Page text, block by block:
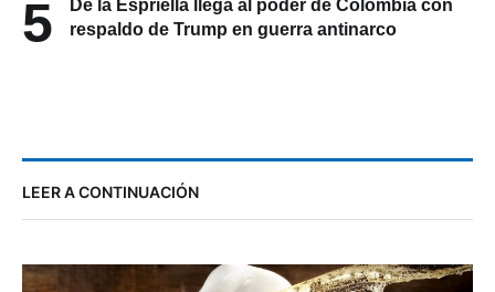
5
De la Espriella llega al poder de Colombia con
respaldo de Trump en guerra antinarco
LEER A CONTINUACIÓN